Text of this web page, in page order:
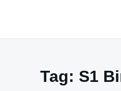
Tag: S1